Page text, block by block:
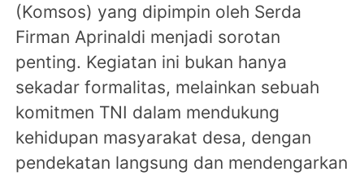
(Komsos) yang dipimpin oleh Serda
Firman Aprinaldi menjadi sorotan
penting. Kegiatan ini bukan hanya
sekadar formalitas, melainkan sebuah
komitmen TNI dalam mendukung
kehidupan masyarakat desa, dengan
pendekatan langsung dan mendengarkan